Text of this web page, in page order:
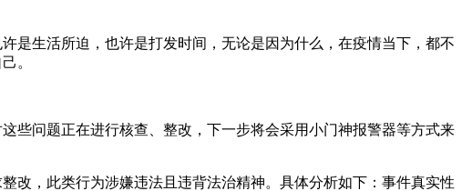
是生活所迫，也许是打发时间，无论是因为什么，在疫情当下，都不
。
些问题正在进行核查、整改，下一步将会采用小门神报警器等方式来
改，此类行为涉嫌违法且违背法治精神。具体分析如下：事件真实性